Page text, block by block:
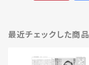
最近チェックした商品